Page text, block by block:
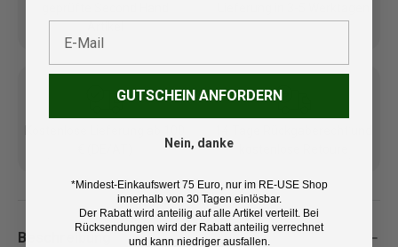
Beschreibung
GUTSCHEIN ANFORDERN
Nein, danke
*Mindest-Einkaufswert 75 Euro, nur im RE-USE Shop
innerhalb von 30 Tagen einlösbar.
Der Rabatt wird anteilig auf alle Artikel verteilt. Bei
Rücksendungen wird der Rabatt anteilig verrechnet
und kann niedriger ausfallen.